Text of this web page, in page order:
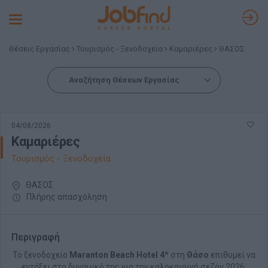
Toggle
Θέσεις Εργασίας Τουρισμός - Ξενοδοχεία Καμαριέρες ΘΑΣΟΣ
Αναζήτηση Θέσεων Εργασίας
04/08/2026
Καμαριέρες
Τουρισμός - Ξενοδοχεία
ΘΑΣΟΣ
Πλήρης απασχόληση
Περιγραφή
Το ξενοδοχείο Maranton Beach Hotel 4* στη Θάσο επιθυμεί να